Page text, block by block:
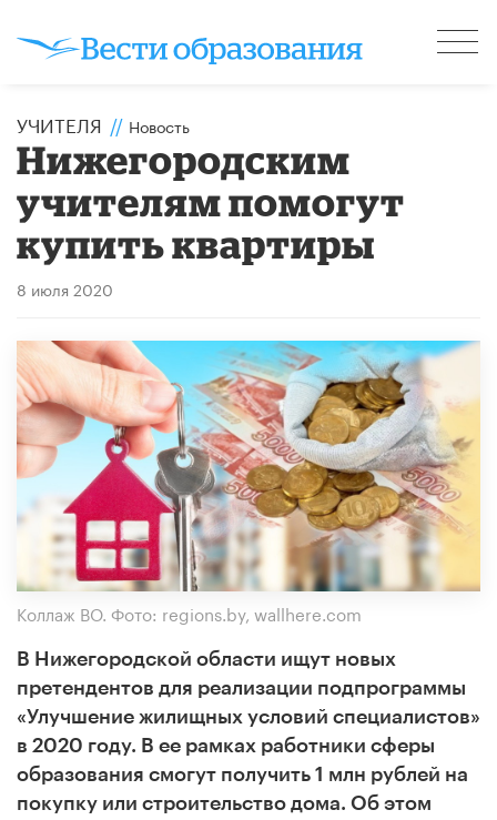
УЧИТЕЛЯ // Новость
Нижегородским
учителям помогут
купить квартиры
8 июля 2020
Коллаж ВО. Фото: regions.by, wallhere.com
В Нижегородской области ищут новых
претендентов для реализации подпрограммы
«Улучшение жилищных условий специалистов»
в 2020 году. В ее рамках работники сферы
образования смогут получить 1 млн рублей на
покупку или строительство дома. Об этом